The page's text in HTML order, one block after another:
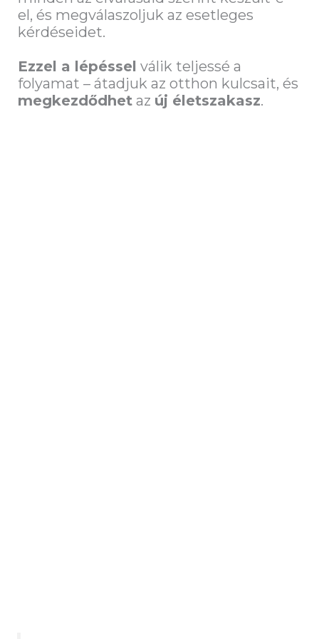
el, és megválaszoljuk az esetleges
kérdéseidet.
Ezzel a lépéssel válik teljessé a
folyamat – átadjuk az otthon kulcsait, és
megkezdődhet az új életszakasz.